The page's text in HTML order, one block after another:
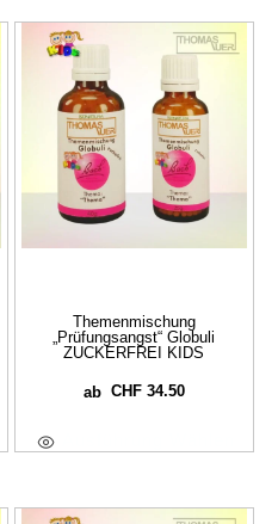
Themenmischung
„Prüfungsangst“ Globuli
ZUCKERFREI KIDS
ab CHF34.50